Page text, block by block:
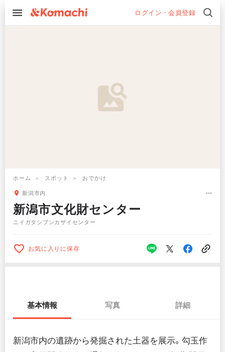
ログイン・会員登録
ホーム スポット おでかけ
新潟市内
新潟市文化財センター
ニイガタシブンカザイセンター
お気に入りに保存
基本情報 写真 詳細
新潟市内の遺跡から発掘された土器を展示。勾玉作